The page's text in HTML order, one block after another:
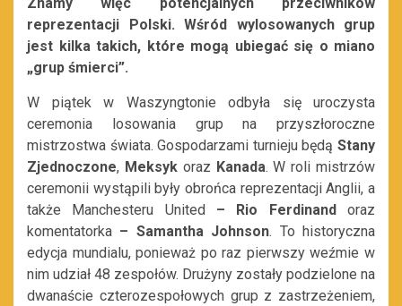
reprezentacji Polski. Wśród wylosowanych grup
jest kilka takich, które mogą ubiegać się o miano
„grup śmierci”.
W piątek w Waszyngtonie odbyła się uroczysta
ceremonia losowania grup na przyszłoroczne
mistrzostwa świata. Gospodarzami turnieju będą Stany
Zjednoczone, Meksykoraz Kanada. W roli mistrzów
ceremonii wystąpili były obrońca reprezentacji Anglii, a
także Manchesteru United – Rio Ferdinandoraz
komentatorka – Samantha Johnson. To historyczna
edycja mundialu, ponieważ po raz pierwszy weźmie w
nim udział 48 zespołów. Drużyny zostały podzielone na
dwanaście czterozespołowych grup z zastrzeżeniem,